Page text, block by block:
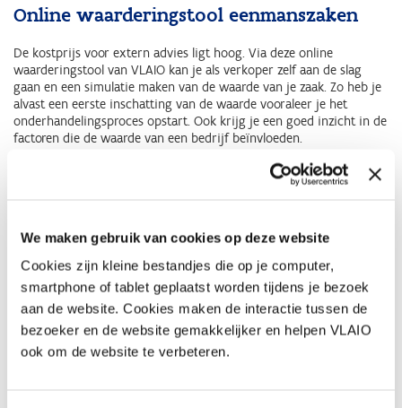
We maken gebruik van cookies op deze website
Cookies zijn kleine bestandjes die op je computer,
smartphone of tablet geplaatst worden tijdens je bezoek
aan de website. Cookies maken de interactie tussen de
bezoeker en de website gemakkelijker en helpen VLAIO
ook om de website te verbeteren.
Online waarderingstool eenmanszaken
De kostprijs voor extern advies ligt hoog. Via deze online
waarderingstool van VLAIO kan je als verkoper zelf aan de slag
gaan en een simulatie maken van de waarde van je zaak. Zo heb je
alvast een eerste inschatting van de waarde vooraleer je het
onderhandelingsproces opstart. Ook krijg je een goed inzicht in de
factoren die de waarde van een bedrijf beïnvloeden.
Wat is de waarde van je onderneming?
Voor het berekenen van de waarde van een onderneming bestaan
er verschillende waarderingsmethodes. Elke methode zal leiden tot
een verschillend resultaat, soms met sterk verschillende
uitkomsten. Het waarderen is immers geen exacte wetenschap. Het
is dus interessant om verschillende methodes te combineren. Zo